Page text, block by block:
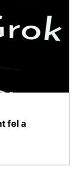
fel a